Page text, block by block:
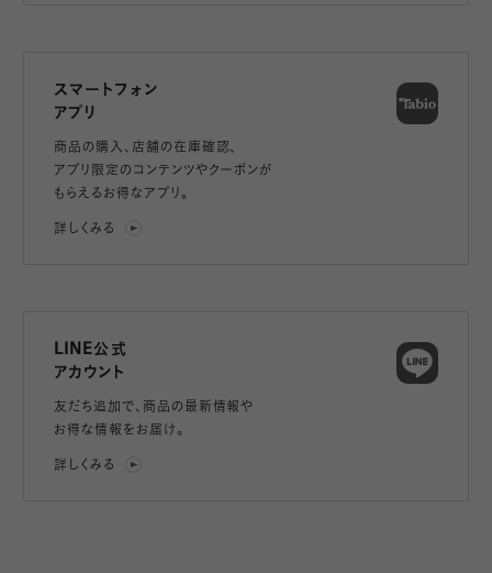
スマートフォン
アプリ
商品の購入、店舗の在庫確認、
アプリ限定のコンテンツやクーポンが
もらえるお得なアプリ。
詳しくみる
LINE公式
アカウント
友だち追加で、 商品の最新情報や
お得な情報をお届け。
詳しくみる